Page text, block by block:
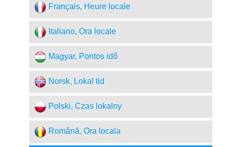
Français, Heure locale
Italiano, Ora locale
Magyar, Pontos idő
Norsk, Lokal tid
Polski, Czas lokalny
Română, Ora locala